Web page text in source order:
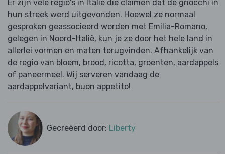
Er zijn vele regio's in Italië die claimen dat de gnocchi in
hun streek werd uitgevonden. Hoewel ze normaal
gesproken geassocieerd worden met Emilia-Romano,
gelegen in Noord-Italië, kun je ze door het hele land in
allerlei vormen en maten terugvinden. Afhankelijk van
de regio van bloem, brood, ricotta, groenten, aardappels
of paneermeel. Wij serveren vandaag de
aardappelvariant, buon appetito!
Gecreëerd door: Liberty